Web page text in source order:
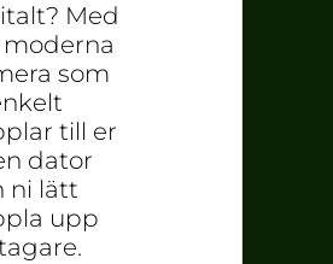
Med
som
till er
dator
ni lätt
upp